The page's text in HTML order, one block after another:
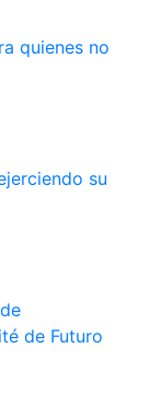
quienes no
su
de Futuro